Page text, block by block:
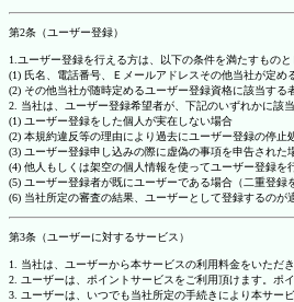
第2条（ユーザー登録）
1.ユーザー登録を行える方は、以下の条件を満たすものと
(1) 氏名、電話番号、Ｅメールアドレスその他当社が定め
(2) その他当社が随時定めるユーザー登録資格に該当する
2. 当社は、ユーザー登録希望者が、下記のいずれかに該
(1) ユーザー登録をした個人が実在しない場合
(2) 本規約違反等の理由により過去にユーザー登録の停止
(3) ユーザー登録申し込みの際に虚偽の事項を申告された
(4) 他人もしくは架空の個人情報を使ってユーザー登録を
(5) ユーザー登録者が既にユーザーである場合（二重登録
(6) 当社所定の審査の結果、ユーザーとして登録するのが
第3条（ユーザーに対するサービス）
1. 当社は、ユーザーから本サービスの利用料金をいただ
2. ユーザーは、ポイントサービスをご利用頂けます。ポ
3. ユーザーは、いつでも当社所定の手続きにより本サー